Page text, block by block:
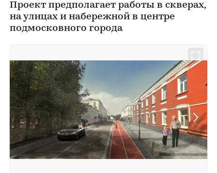
Проект предполагает работы в скверах,
на улицах и набережной в центре
подмосковного города